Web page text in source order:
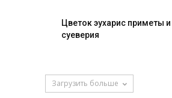
Цветок эухарис приметы и
суеверия
Загрузить больше